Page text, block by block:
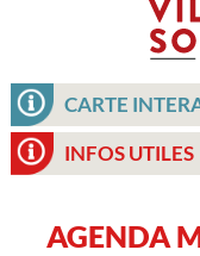
CARTE
INFOS UTILES
AGENDA